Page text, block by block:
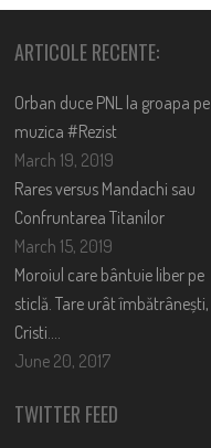
ARTICOLE RECENTE:
Orban duce PNL la groapa pe
muzica #Rezist
March 19, 2019
Rares versus Mandachi sau
Confruntarea Titanilor
March 15, 2019
Moroiul care bântuie liber pe
sticlă. Tare urât îmbătrânești,
Cristi….
June 20, 2017
TWITTER FEED